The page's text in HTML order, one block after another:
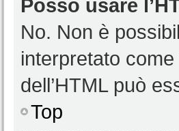
Posso usare
No. Non è
interpretato
dell’HTML può
Top